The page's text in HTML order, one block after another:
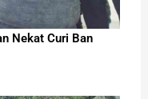
Nekat Curi Ban